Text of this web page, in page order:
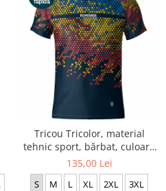
Tricou Tricolor, material
tehnic sport, bărbat, culoare
bleumarin, CS34
135,00 Lei
S M L XL 2XL 3XL